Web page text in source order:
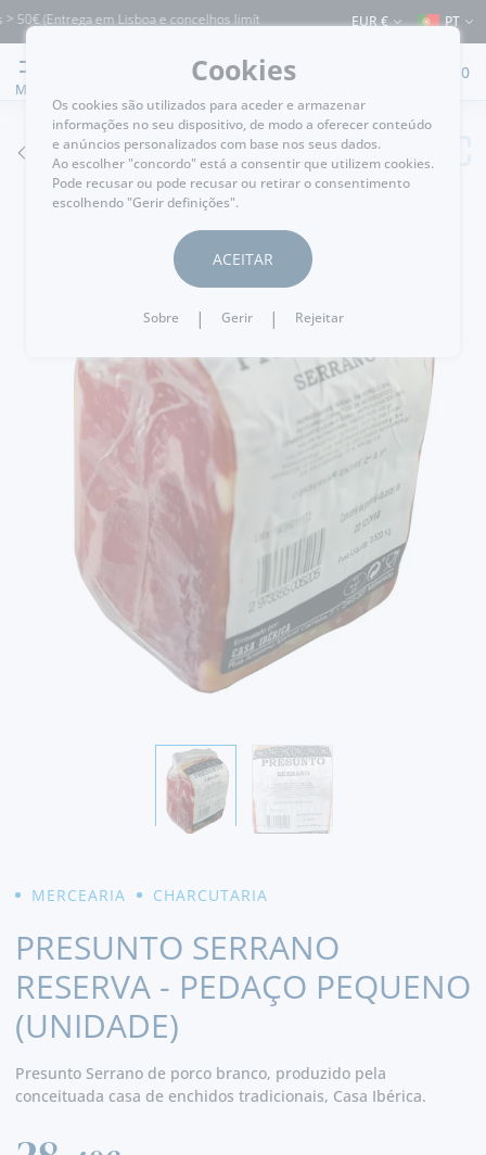
(Entrega em Lisboa e concelhos limítrofes) ⚠️ Envios para Portugal e para o
EUR € PT
MENU
0
VOLTAR
MERCEARIA CHARCUTARIA
PRESUNTO SERRANO
RESERVA - PEDAÇO PEQUENO
(UNIDADE)
Presunto Serrano de porco branco, produzido pela
conceituada casa de enchidos tradicionais, Casa Ibérica.
Cookies
Os cookies são utilizados para aceder e armazenar
informações no seu dispositivo, de modo a oferecer conteúdo
e anúncios personalizados com base nos seus dados.
Ao escolher "concordo" está a consentir que utilizem cookies.
Pode recusar ou pode recusar ou retirar o consentimento
escolhendo "Gerir definições".
ACEITAR
Sobre | Gerir | Rejeitar